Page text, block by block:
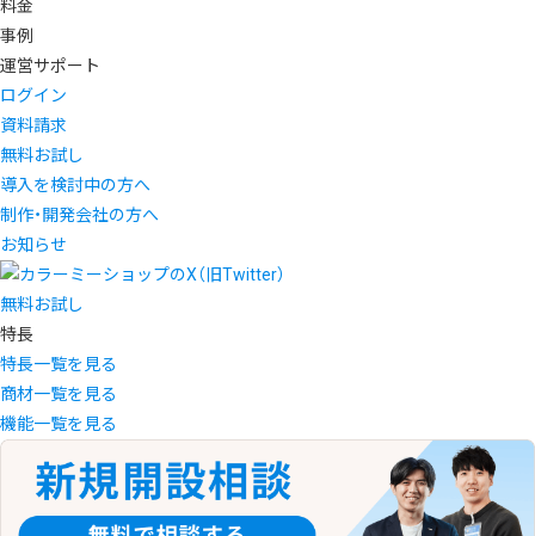
料金
事例
運営サポート
ログイン
資料請求
無料お試し
導入を検討中の方へ
制作・開発会社の方へ
お知らせ
無料お試し
特長
特長一覧を見る
商材一覧を見る
機能一覧を見る